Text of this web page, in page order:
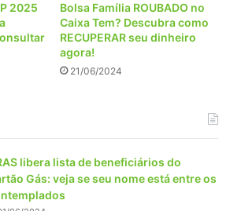
2025
Bolsa Família ROUBADO no
Caixa Tem? Descubra como
RECUPERAR seu dinheiro
agora!
21/06/2024
libera lista de beneficiários do
Gás: veja se seu nome está entre os